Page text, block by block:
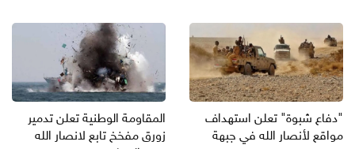
"دفاع شبوة" تعلن استهداف
مواقع لأنصار الله في جبهة
المقاومة الوطنية تعلن تدمير
زورق مفخخ تابع لانصار الله